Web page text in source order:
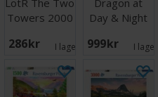
1
LotR The Two
Towers 2000
286 SEK I lager: 1
Dragon at
Day & Night
999 SEK I